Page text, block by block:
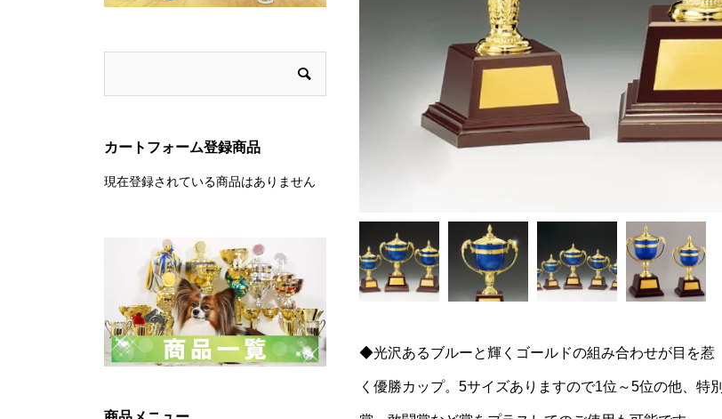
◆光沢あるブルーと輝くゴールドの組み合わせが目を惹
く優勝カップ。5サイズありますので1位～5位の他、特別
カートフォーム登録商品
現在登録されている商品はありません